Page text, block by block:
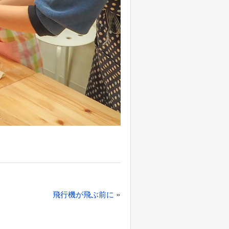
飛行機が飛ぶ前に »